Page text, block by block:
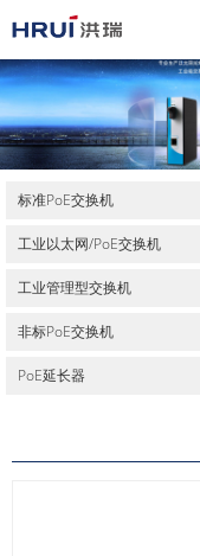
标准PoE交换机
工业以太网/PoE交换机
工业管理型交换机
非标PoE交换机
PoE延长器